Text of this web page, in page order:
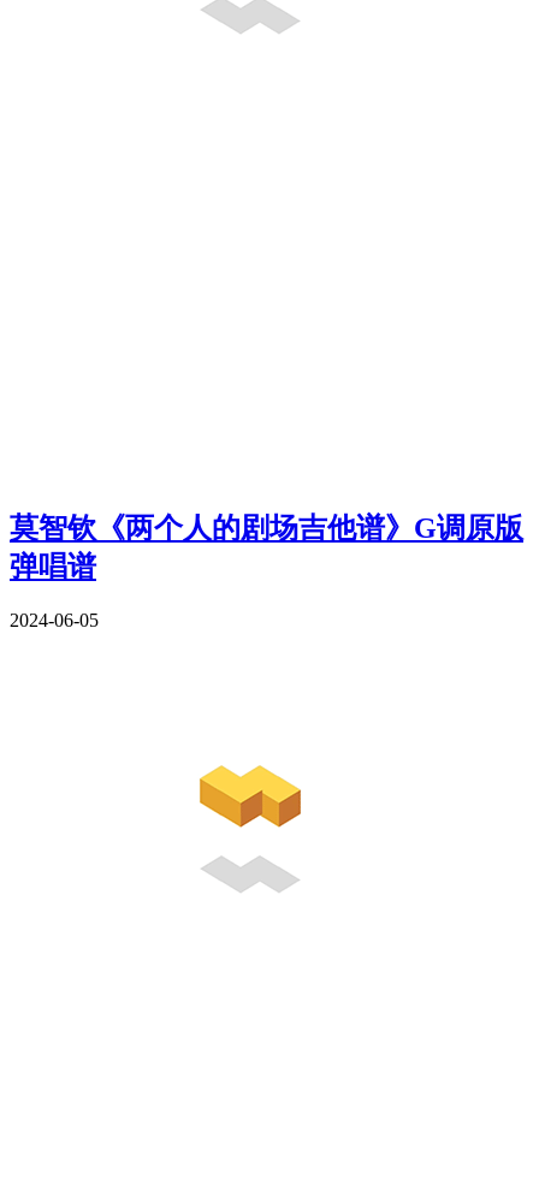
莫智钦《两个人的剧场吉他谱》G调原版
弹唱谱
2024-06-05